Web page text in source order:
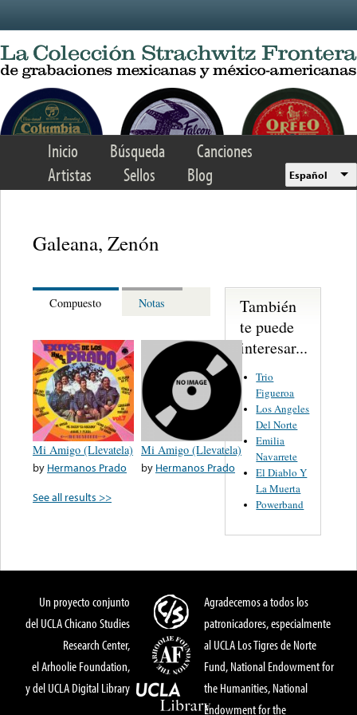
Inicio Búsqueda
Canciones
Artistas
Sellos Blog Español
Galeana, Zenón
Compuesto Notas
Mi Amigo (Llevatela)
by Hermanos Prado
Mi Amigo (Llevatela)
by Hermanos Prado
See all results >>
También
te puede
interesar...
Trio
Figueroa
Los Angeles
Del Norte
Emilia
Navarrete
El Diablo Y
La Muerta
Powerband
Un proyecto conjunto
del UCLA Chicano Studies
Research Center,
el Arhoolie Foundation,
y del UCLA Digital Library
Agradecemos a todos los
patronicadores, especialmente
al UCLA Los Tigres de Norte
Fund, National Endowment for
the Humanities, National
Endowment for the